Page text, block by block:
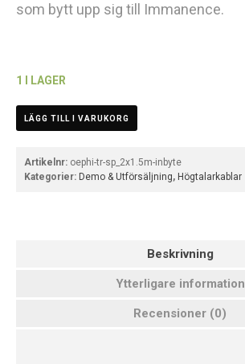
som bytt upp sig till Immanence.
1 I LAGER
LÄGG TILL I VARUKORG
Artikelnr: oephi-tr-sp_2x1.5m-inbyte
Kategorier: Demo & Utförsäljning, Högtalarkablar
Beskrivning
Ytterligare information
Recensioner (0)